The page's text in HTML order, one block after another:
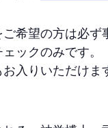
希望の方は必ず
ックのみです。
入りいただけま